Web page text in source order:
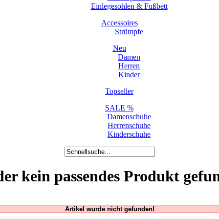
Einlegesohlen & Fußbett
Accessoires
Strümpfe
Neu
Damen
Herren
Kinder
Topseller
SALE %
Damenschuhe
Herrenschuhe
Kinderschuhe
kein passendes Produkt
Artikel wurde nicht gefunden!